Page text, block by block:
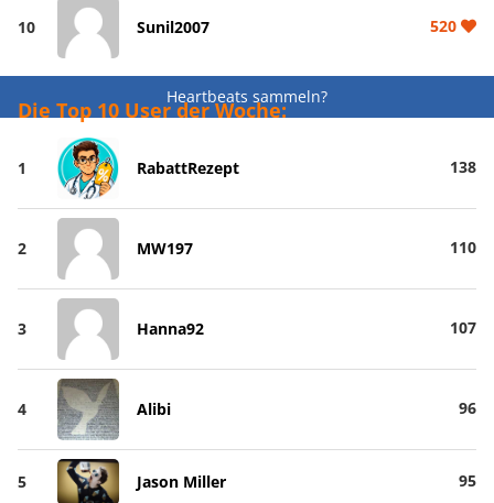
10 Sunil2007 520
Heartbeats sammeln?
Die Top 10 User der Woche:
1 RabattRezept 138
2 MW197 110
3 Hanna92 107
4 Alibi 96
5 Jason Miller 95